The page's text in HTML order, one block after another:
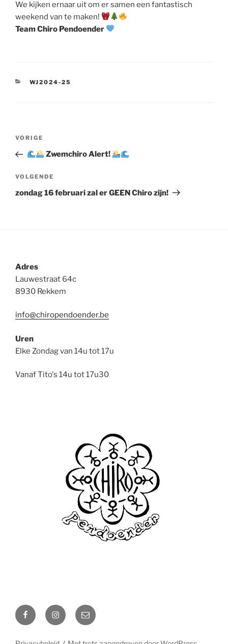
We kijken ernaar uit om er samen een fantastisch
weekend van te maken!
Team Chiro Pendoender
CATEGORIEËN
WJ2024-25
Berichtnavigatie
Vorig
bericht
VORIGE
Zwemchiro Alert!
Volgend
bericht
VOLGENDE
zondag 16 februari zal er GEEN Chiro zijn!
Adres
Lauwestraat 64c
8930 Rekkem
info@chiropendoender.be
Uren
Elke Zondag van 14u tot 17u
Vanaf Tito's 14u tot 17u30
FacebookInstagram
E-
mail